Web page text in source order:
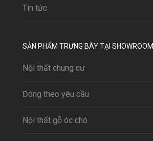
Tin tức
SẢN PHẨM TRƯNG BÀY TẠI SHOWROOM
Nội thất chung cư
Đóng theo yêu cầu
Nội thất gỗ óc chó